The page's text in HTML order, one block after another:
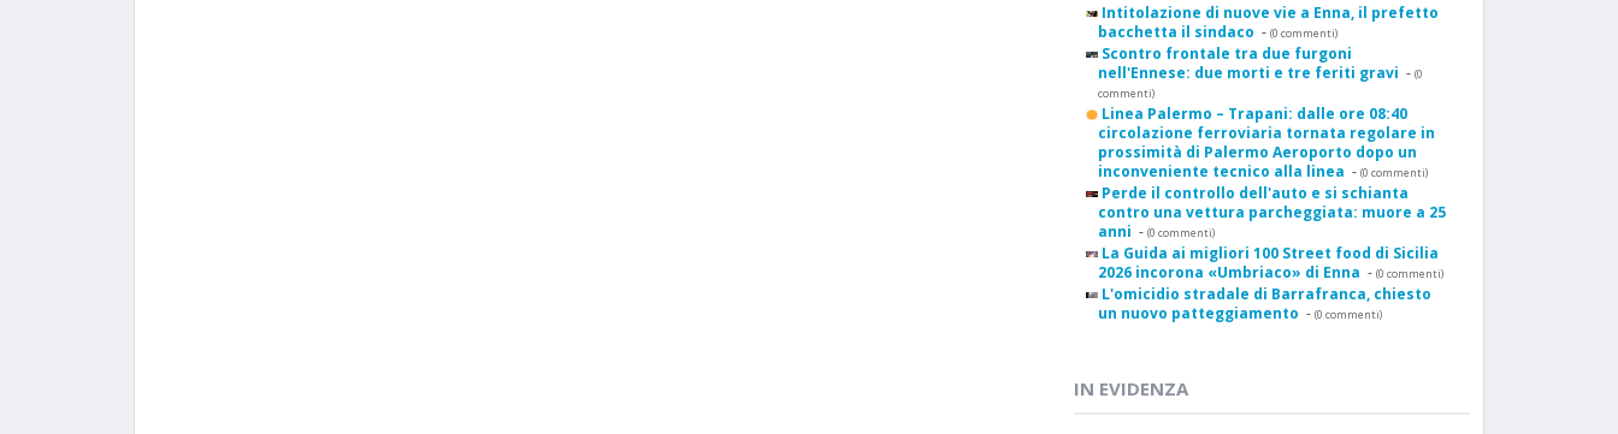
Intitolazione di nuove vie a Enna, il prefetto
bacchetta il sindaco - (0 commenti)
Scontro frontale tra due furgoni
nell'Ennese: due morti e tre feriti gravi - (0
commenti)
Linea Palermo – Trapani: dalle ore 08:40
circolazione ferroviaria tornata regolare in
prossimità di Palermo Aeroporto dopo un
inconveniente tecnico alla linea - (0 commenti)
Perde il controllo dell'auto e si schianta
contro una vettura parcheggiata: muore a 25
anni - (0 commenti)
La Guida ai migliori 100 Street food di Sicilia
2026 incorona «Umbriaco» di Enna - (0 commenti)
L'omicidio stradale di Barrafranca, chiesto
un nuovo patteggiamento - (0 commenti)
IN EVIDENZA